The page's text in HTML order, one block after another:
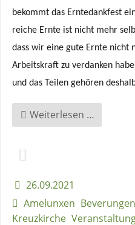
bekommt das Erntedankfest
reiche Ernte ist nicht mehr
dass wir eine gute Ernte nicht
Arbeitskraft zu verdanken
und das Teilen gehören
Weiterlesen …
im
26.09.2021
Amelunxen Beverungen
Kreuzkirche